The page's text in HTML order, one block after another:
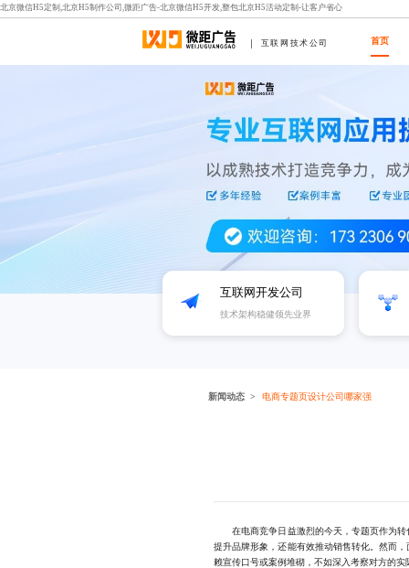
北京微信H5定制,北京H5制作公司,微距广告-北京微信H5开发,整包北京H5活动定制-让客户省心
互联网技术公司 首页
互联网开发公司
技术架构稳健领先业界
新闻动态 电商专题页设计公司哪家强
在电商竞争日益激烈的今天，专题页作为转
提升品牌形象，还能有效推动销售转化。然而
赖宣传口号或案例堆砌，不如深入考察对方的